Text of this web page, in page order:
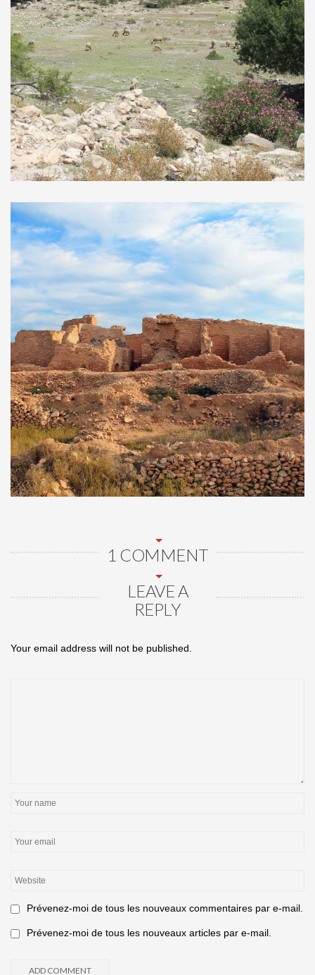
1 COMMENT
LEAVE A
REPLY
Your email address will not be published.
Prévenez-moi de tous les nouveaux commentaires par e-mail.
Prévenez-moi de tous les nouveaux articles par e-mail.